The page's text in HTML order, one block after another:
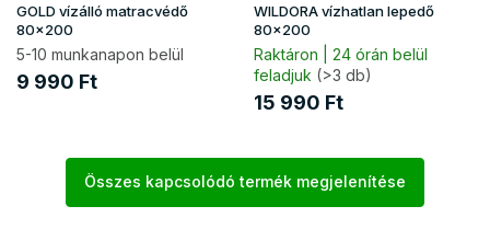
GOLD vízálló matracvédő
80x200
5-10 munkanapon belül
9 990 Ft
WILDORA vízhatlan lepedő
80x200
Raktáron | 24 órán belül
feladjuk (>3 db)
15 990 Ft
Összes kapcsolódó termék megjelenítése